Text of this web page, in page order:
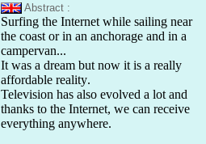
Abstract :
Surfing the Internet while sailing near
the coast or in an anchorage and in a
campervan...
It was a dream but now it is a really
affordable reality.
Television has also evolved a lot and
thanks to the Internet, we can receive
everything anywhere.